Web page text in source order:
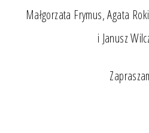
Małgorzata Frymus, Agata
i Janusz